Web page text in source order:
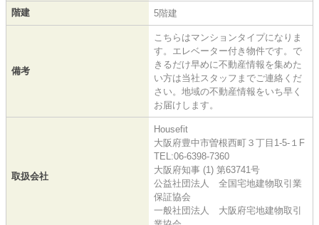
階建 5階建
備考
こちらはマンションタイプになりま
す。エレベーター付き物件です。で
きるだけ早めに不動産情報を集めた
い方は当社スタッフまでご連絡くだ
さい。地域の不動産情報をいち早く
お届けします。
取扱会社
Housefit
大阪府豊中市曽根西町３丁目1-5-１F
TEL:06-6398-7360
大阪府知事 (1) 第63741号
公益社団法人 全国宅地建物取引業
保証協会
一般社団法人 大阪府宅地建物取引